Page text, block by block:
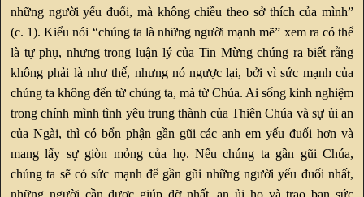
những người yếu đuối, mà không chiều theo sở thích của mình”
(c. 1). Kiểu nói “chúng ta là những người mạnh mẽ” xem ra có thể
là tự phụ, nhưng trong luận lý của Tin Mừng chúng ra biết rằng
không phải là như thế, nhưng nó ngược lại, bởi vì sức mạnh của
chúng ta không đến từ chúng ta, mà từ Chúa. Ai sống kinh nghiệm
trong chính mình tình yêu trung thành của Thiên Chúa và sự ủi an
của Ngài, thì có bổn phận gần gũi các anh em yếu đuối hơn và
mang lấy sự giòn mỏng của họ. Nếu chúng ta gần gũi Chúa,
chúng ta sẽ có sức mạnh để gần gũi những người yếu đuối nhất,